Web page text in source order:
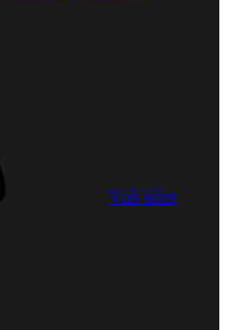
Váš účet